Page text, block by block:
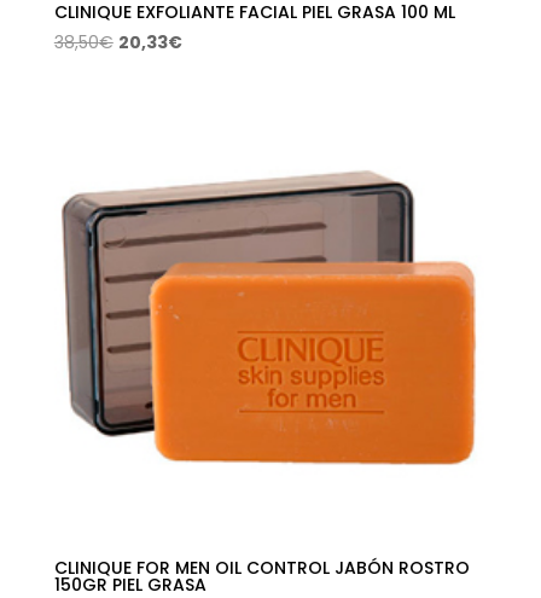
CLINIQUE EXFOLIANTE FACIAL PIEL GRASA 100 ML
38,50€ El
20,33€El
CLINIQUE FOR MEN OIL CONTROL JABÓN ROSTRO
150GR PIEL GRASA